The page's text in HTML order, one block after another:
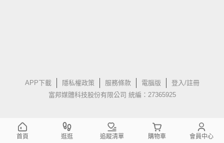
APP下載 隱私權政策 服務條款 電腦版
登入/註冊
富邦媒體科技股份有限公司 統編：27365925
首頁 逛逛 追蹤清單 購物車 會員中心